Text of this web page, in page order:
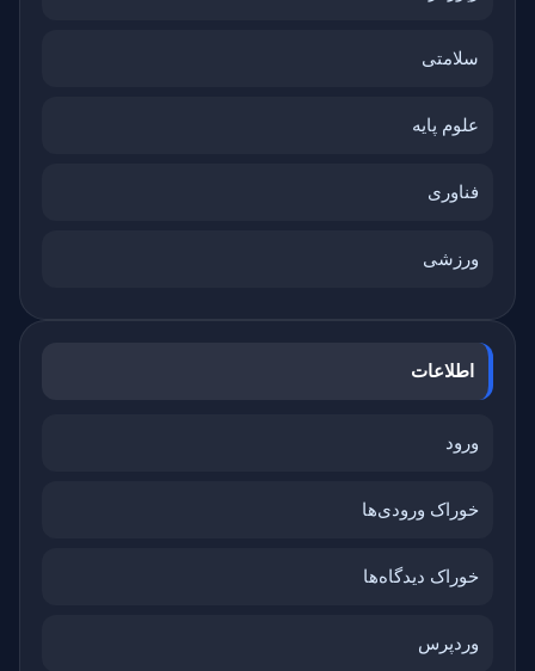
سلامتی
علوم پایه
فناوری
ورزشی
اطلاعات
ورود
خوراک ورودی‌ها
خوراک دیدگاه‌ها
وردپرس